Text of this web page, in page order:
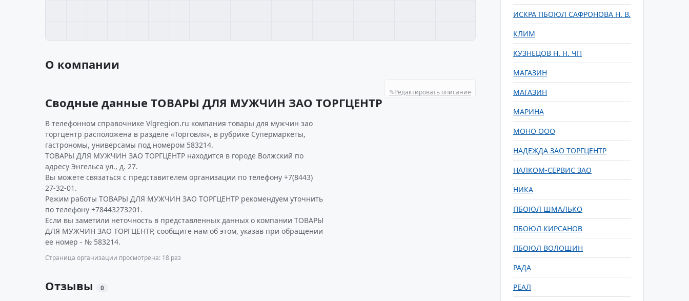
О компании
✎Редактировать описание
Сводные данные ТОВАРЫ ДЛЯ МУЖЧИН ЗАО ТОРГЦЕНТР
В телефонном справочнике Vlgregion.ru компания товары для мужчин зао
торгцентр расположена в разделе «Торговля», в рубрике Супермаркеты,
гастрономы, универсамы под номером 583214.
ТОВАРЫ ДЛЯ МУЖЧИН ЗАО ТОРГЦЕНТР находится в городе Волжский по
адресу Энгельса ул., д. 27.
Вы можете связаться с представителем организации по телефону +7(8443)
27-32-01.
Режим работы ТОВАРЫ ДЛЯ МУЖЧИН ЗАО ТОРГЦЕНТР рекомендуем уточнить
по телефону +78443273201.
Если вы заметили неточность в представленных данных о компании ТОВАРЫ
ДЛЯ МУЖЧИН ЗАО ТОРГЦЕНТР, сообщите нам об этом, указав при обращении
ее номер - № 583214.
Страница организации просмотрена: 18 раз
Отзывы 0
ИСКРА ПБОЮЛ САФРОНОВА Н. В.
КЛИМ
КУЗНЕЦОВ Н. Н. ЧП
МАГАЗИН
МАГАЗИН
МАРИНА
МОНО ООО
НАДЕЖДА ЗАО ТОРГЦЕНТР
НАЛКОМ-СЕРВИС ЗАО
НИКА
ПБОЮЛ ШМАЛЬКО
ПБОЮЛ КИРСАНОВ
ПБОЮЛ ВОЛОШИН
РАДА
РЕАЛ